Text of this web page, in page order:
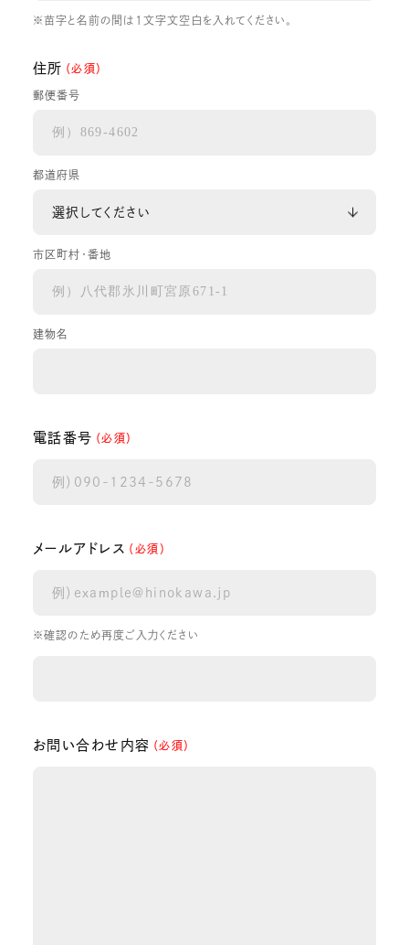
※苗字と名前の間は1文字文空白を入れてください。
住所 （必須）
郵便番号
都道府県
市区町村・番地
建物名
電話番号 （必須）
メールアドレス （必須）
※確認のため再度ご入力ください
お問い合わせ内容 （必須）